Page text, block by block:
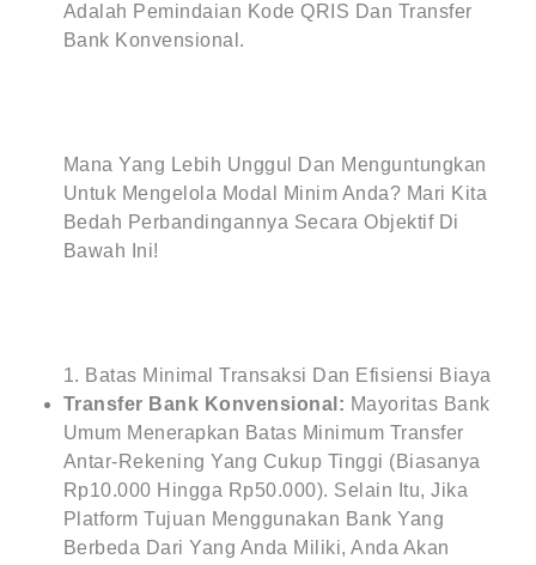
Adalah Pemindaian Kode QRIS Dan Transfer
Bank Konvensional.
Mana Yang Lebih Unggul Dan Menguntungkan
Untuk Mengelola Modal Minim Anda? Mari Kita
Bedah Perbandingannya Secara Objektif Di
Bawah Ini!
1. Batas Minimal Transaksi Dan Efisiensi Biaya
Transfer Bank Konvensional: Mayoritas Bank
Umum Menerapkan Batas Minimum Transfer
Antar-Rekening Yang Cukup Tinggi (biasanya
Rp10.000 Hingga Rp50.000). Selain Itu, Jika
Platform Tujuan Menggunakan Bank Yang
Berbeda Dari Yang Anda Miliki, Anda Akan